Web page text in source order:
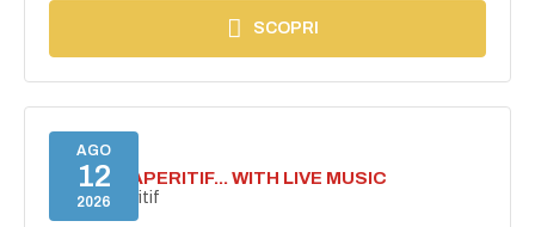
SCOPRI
AGO
12
2026
SECRET APERITIF... WITH LIVE MUSIC
Secret aperitif